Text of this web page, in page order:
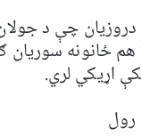
۲۰ زره دروزیان چې د
ځانونه سوریان
اړیکي لري.
رول